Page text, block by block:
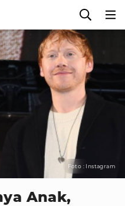
Foto : Instagram
Anak,